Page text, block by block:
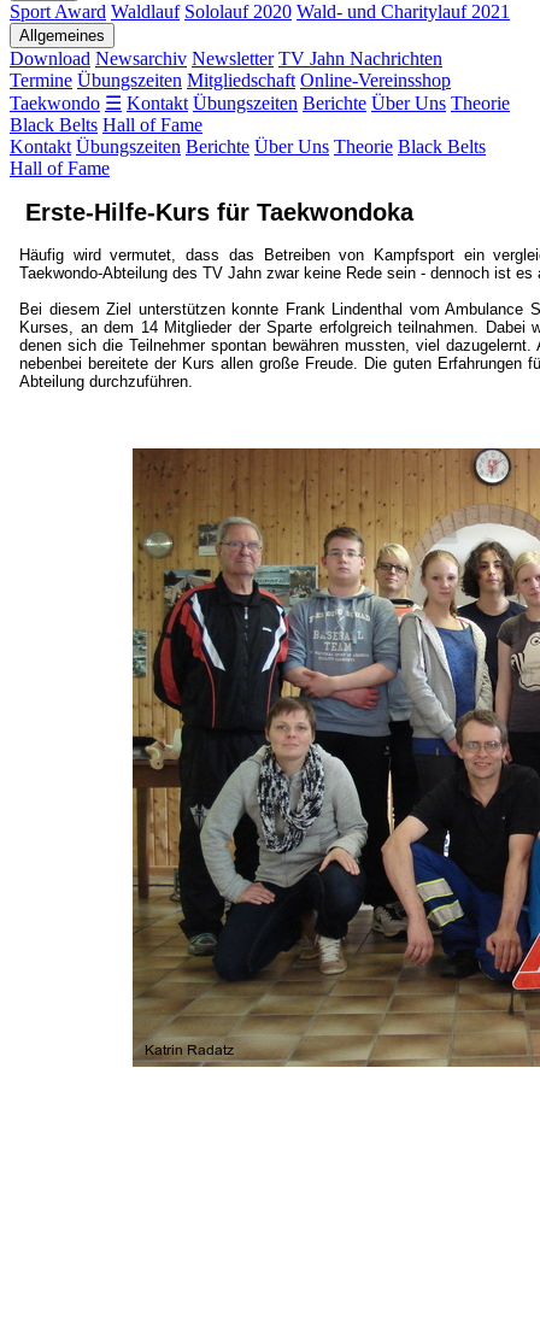
Sport Award Waldlauf Sololauf 2020 Wald- und Charitylauf 2021
Allgemeines
Download Newsarchiv Newsletter TV Jahn Nachrichten
Termine Übungszeiten Mitgliedschaft Online-Vereinsshop
Taekwondo ☰ Kontakt Übungszeiten Berichte Über Uns Theorie
Black Belts Hall of Fame
Kontakt Übungszeiten Berichte Über Uns Theorie Black Belts
Hall of Fame